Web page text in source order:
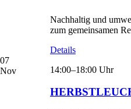
Nachhaltig und
zum gemeinsamen
Details
07
Nov
14:00–18:00 Uhr